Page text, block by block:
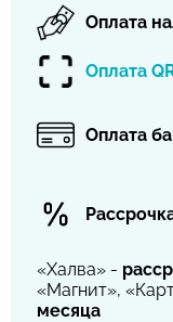
Оплата
Оплата
Оплата
«Халва» -
«Магнит»,
месяца